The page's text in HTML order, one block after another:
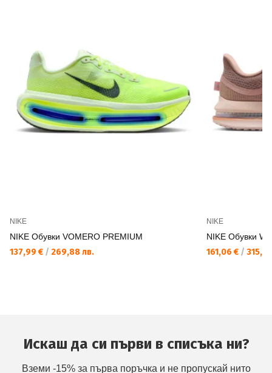
NIKE
NIKE Обувки VOMERO PREMIUM
137,99 € / 269,88 лв.
NIKE
NIKE Обувки W
161,06 € /
Искаш да си първи в списъка ни?
Вземи -15% за първа поръчка и не пропускай нито